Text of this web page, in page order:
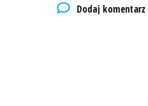
Dodaj komentarz